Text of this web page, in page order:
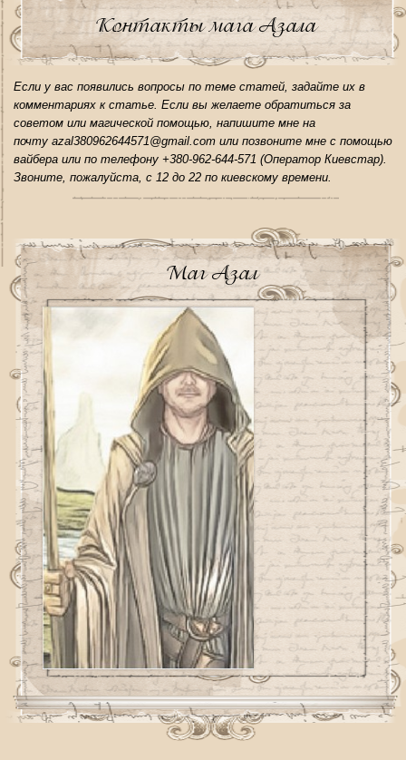
Контакты мага Азала
Если у вас появились вопросы по теме статей, задайте их в
комментариях к статье. Если вы желаете обратиться за
советом или магической помощью, напишите мне на
почту azal380962644571@gmail.com или позвоните мне с помощью
вайбера или по телефону +380-962-644-571 (Оператор Киевстар).
Звоните, пожалуйста, с 12 до 22 по киевскому времени.
Маг Азал